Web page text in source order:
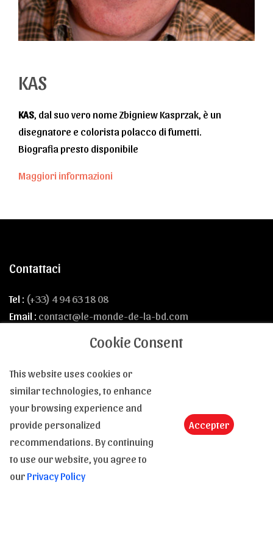
KAS
KAS , dal suo vero nome Zbigniew Kasprzak, è un
disegnatore e colorista polacco di fumetti.
Biografia presto disponibile
Maggiori informazioni
Contattaci
Tel : (+33) 4 94 63 18 08
Email : contact@le-monde-de-la-bd.com
Una domanda, un'informazione, una precisazione : Non
esitate, siamo presenti per rispondervi dalle 9 alle 18, dal
lunedì al sabato.
Trasporto e pagamento
In stock
Spedizione
Cookie Consent
This website uses cookies or
similar technologies, to enhance
your browsing experience and
provide personalized
recommendations. By continuing
to use our website, you agree to
our Privacy Policy
Accepter